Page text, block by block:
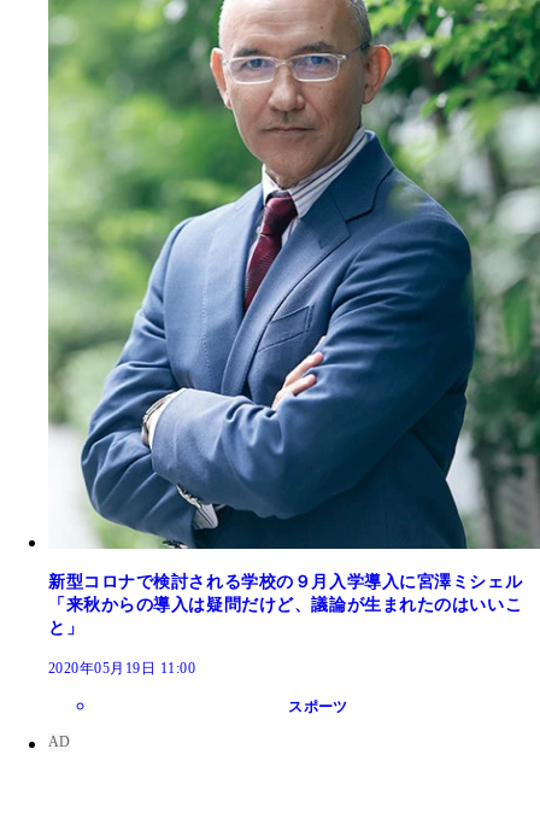
新型コロナで検討される学校の９月入学導入に宮澤ミシェル
「来秋からの導入は疑問だけど、議論が生まれたのはいいこ
と」
2020年05月19日 11:00
スポーツ